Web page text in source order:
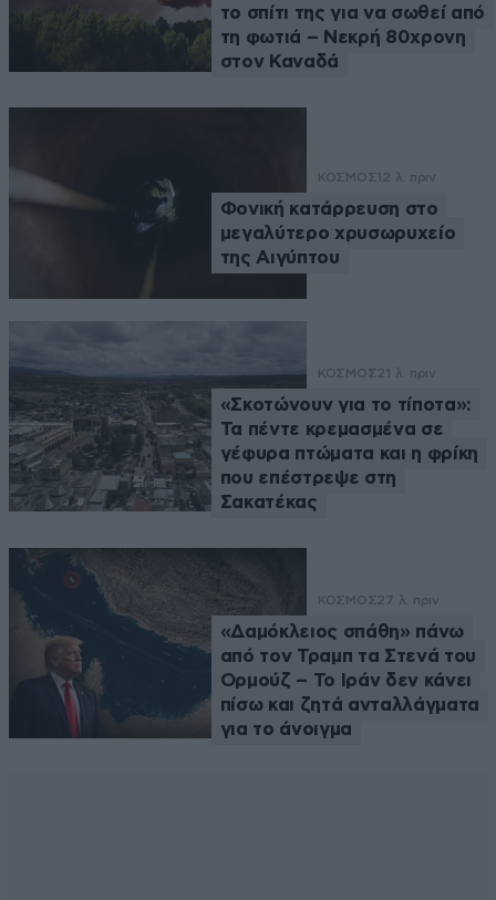
το σπίτι της για να σωθεί από
τη φωτιά – Νεκρή 80χρονη
στον Καναδά
ΚΟΣΜΟΣ 12 λ. πριν
Φονική κατάρρευση στο
μεγαλύτερο χρυσωρυχείο
της Αιγύπτου
ΚΟΣΜΟΣ21 λ. πριν
«Σκοτώνουν για το τίποτα»:
Τα πέντε κρεμασμένα σε
γέφυρα πτώματα και η φρίκη
που επέστρεψε στη
Σακατέκας
ΚΟΣΜΟΣ27 λ. πριν
«Δαμόκλειος σπάθη» πάνω
από τον Τραμπ τα Στενά του
Ορμούζ – Το Ιράν δεν κάνει
πίσω και ζητά ανταλλάγματα
για το άνοιγμα